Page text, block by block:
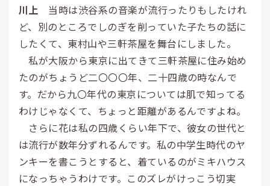
川上 当時は渋谷系の音楽が流行ったりもしたけれ
ど、別のところでしのぎを削っていた子たちの話に
したくて、東村山や三軒茶屋を舞台にしました。
私が大阪から東京に出てきて三軒茶屋に住み始め
たのがちょうど二〇〇〇年、二十四歳の時なんで
す。だから九〇年代の東京については肌で知ってる
わけじゃなくて、ちょっと距離があるんですよね。
さらに花は私の四歳くらい年下で、彼女の世代と
は流行が数年分ずれるんです。私の中学生時代のヤ
ンキーを書こうとすると、着ているのがミキハウス
になっちゃうわけです。このズレがけっこう切実